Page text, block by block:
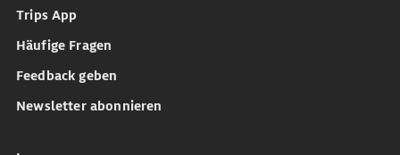
Trips App
Häufige Fragen
Feedback geben
Newsletter abonnieren